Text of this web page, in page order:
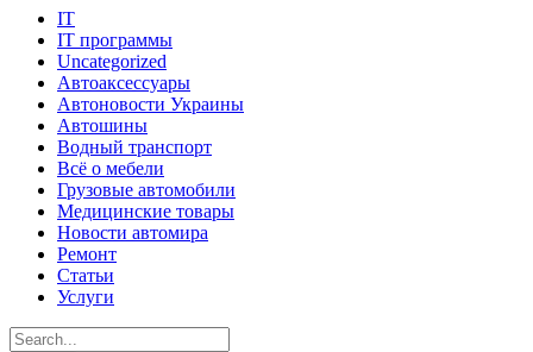
IT
IT программы
Uncategorized
Автоаксессуары
Автоновости Украины
Автошины
Водный транспорт
Всё о мебели
Грузовые автомобили
Медицинские товары
Новости автомира
Ремонт
Статьи
Услуги